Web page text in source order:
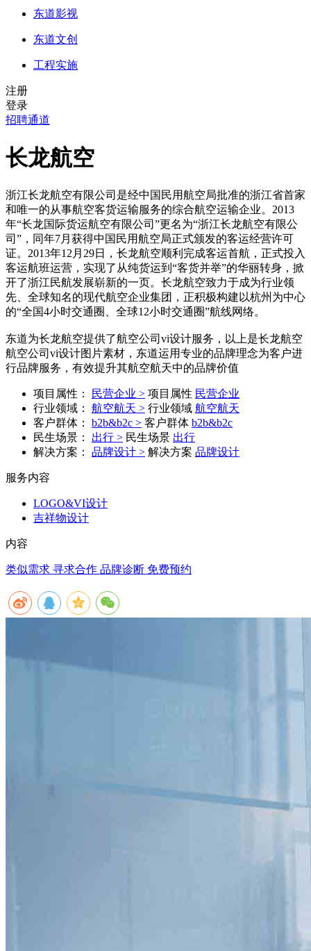
东道影视
东道文创
工程实施
注册
登录
招聘通道
长龙航空
浙江长龙航空有限公司是经中国民用航空局批准的浙江省首家
和唯一的从事航空客货运输服务的综合航空运输企业。2013
年“长龙国际货运航空有限公司”更名为“浙江长龙航空有限公
司”，同年7月获得中国民用航空局正式颁发的客运经营许可
证。2013年12月29日，长龙航空顺利完成客运首航，正式投入
客运航班运营，实现了从纯货运到“客货并举”的华丽转身，掀
开了浙江民航发展崭新的一页。长龙航空致力于成为行业领
先、全球知名的现代航空企业集团，正积极构建以杭州为中心
的“全国4小时交通圈、全球12小时交通圈”航线网络。
东道为长龙航空提供了航空公司vi设计服务，以上是长龙航空
航空公司vi设计图片素材，东道运用专业的品牌理念为客户进
行品牌服务，有效提升其航空航天中的品牌价值
项目属性： 民营企业 > 项目属性 民营企业
行业领域：
航空航天 > 行业领域 航空航天
客户群体：
b2b&b2c > 客户群体 b2b&b2c
民生场景：
出行 > 民生场景 出行
解决方案：
品牌设计 > 解决方案 品牌设计
服务内容
LOGO&VI设计
吉祥物设计
内容
类似需求 寻求合作 品牌诊断 免费预约